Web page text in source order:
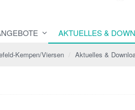
AKTUELLES &
Kempen/Viersen Aktuelles &